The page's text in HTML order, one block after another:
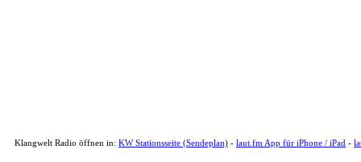
Klangwelt Radio öffnen in: KW Stationsseite (Sendeplan) - laut.fm App für iPhone / iPad -